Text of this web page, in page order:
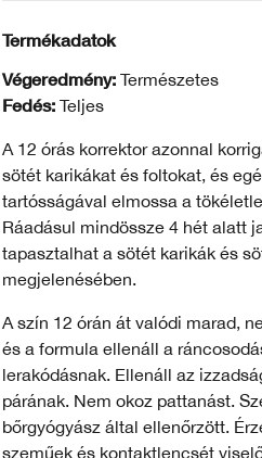
Termékadatok
Végeredmény: Természetes
Fedés: Teljes
A 12 órás korrektor azonnal
sötét karikákat és foltokat, és
tartósságával elmossa a
Ráadásul mindössze 4 hét alatt
tapasztalhat a sötét karikák és
megjelenésében.
A szín 12 órán át valódi marad,
és a formula ellenáll a
lerakódásnak. Ellenáll az
párának. Nem okoz pattanást.
bőrgyógyász által ellenőrzött.
szeműek és kontaktlencsét